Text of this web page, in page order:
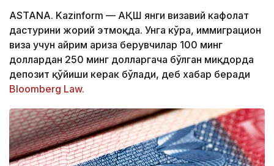
ASTANA. Kazinform — АҚШ янги визавий кафолат
дастурини жорий этмоқда. Унга кўра, иммиграцион
виза учун айрим ариза берувчилар 100 минг
доллардан 250 минг долларгача бўлган миқдорда
депозит қўйиши керак бўлади, деб хабар беради
Bloomberg Law.